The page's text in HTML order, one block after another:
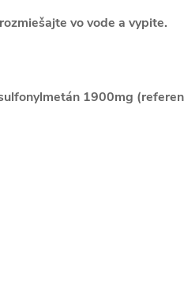
vo vode a vypite.
1900mg